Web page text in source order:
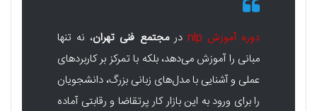
دوره آموزش nlp درمجتمع فنی تهران، نه تنها
مبانی را آموزش می‌دهد، بلکه با تمرکز بر کاربردهای
عملی و آشنایی با مدل‌های زبانی بزرگ، دانشجویان
را برای ورود به این بازار کار پرتقاضا و رقابتی آماده